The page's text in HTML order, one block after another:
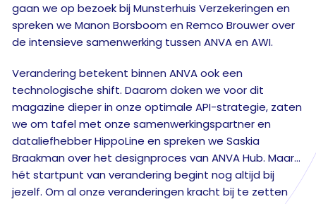
gaan we op bezoek bij Munsterhuis Verzekeringen en
spreken we Manon Borsboom en Remco Brouwer over
de intensieve samenwerking tussen ANVA en AWI.
Verandering betekent binnen ANVA ook een
technologische shift. Daarom doken we voor dit
magazine dieper in onze optimale API-strategie, zaten
we om tafel met onze samenwerkingspartner en
dataliefhebber HippoLine en spreken we Saskia
Braakman over het designproces van ANVA Hub. Maar…
hét startpunt van verandering begint nog altijd bij
jezelf. Om al onze veranderingen kracht bij te zetten